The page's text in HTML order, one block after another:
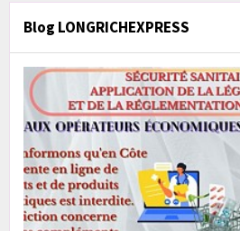
Blog LONGRICHEXPRESS